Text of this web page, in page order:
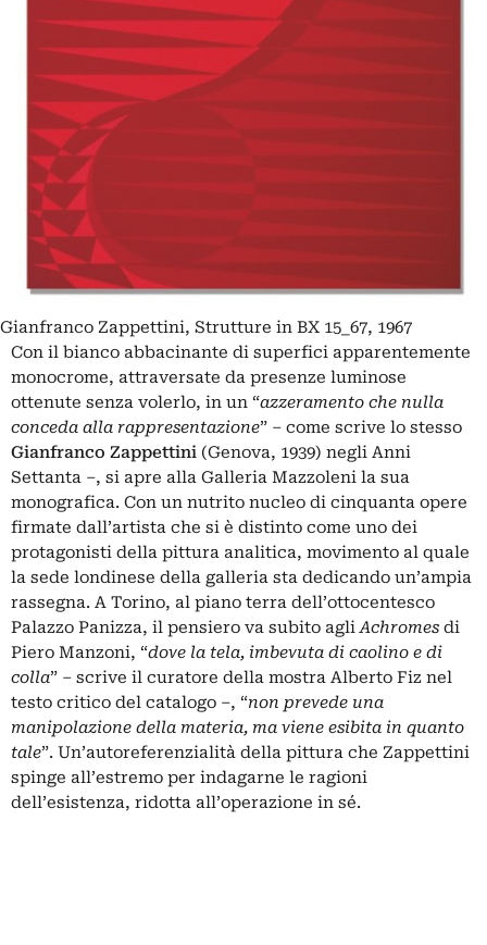
Gianfranco Zappettini, Strutture in BX 15_67, 1967
Con il bianco abbacinante di superfici apparentemente
monocrome, attraversate da presenze luminose
ottenute senza volerlo, in un “azzeramento che nulla
conceda alla rappresentazione” – come scrive lo stesso
Gianfranco Zappettini (Genova, 1939) negli Anni
Settanta –, si apre alla Galleria Mazzoleni la sua
monografica. Con un nutrito nucleo di cinquanta opere
firmate dall’artista che si è distinto come uno dei
protagonisti della pittura analitica, movimento al quale
la sede londinese della galleria sta dedicando un’ampia
rassegna. A Torino, al piano terra dell’ottocentesco
Palazzo Panizza, il pensiero va subito agliAchromes di
Piero Manzoni, “dove la tela, imbevuta di caolino e di
colla” – scrive il curatore della mostra Alberto Fiz nel
testo critico del catalogo –, “non prevede una
manipolazione della materia, ma viene esibita in quanto
tale”. Un’autoreferenzialità della pittura che Zappettini
spinge all’estremo per indagarne le ragioni
dell’esistenza, ridotta all’operazione in sé.